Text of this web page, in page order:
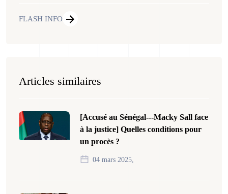
FLASH INFO
Articles similaires
[Accusé au Sénégal---Macky Sall face
à la justice] Quelles conditions pour
un procès ?
04 mars 2025,